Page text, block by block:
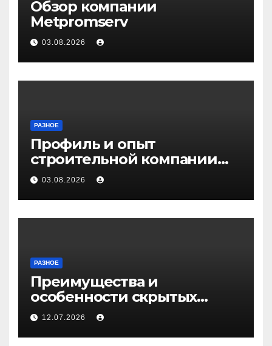
Обзор компании
Metpromserv
03.08.2026
РАЗНОЕ
Профиль и опыт
строительной компании
Медичи
03.08.2026
РАЗНОЕ
Преимущества и
особенности скрытых
дверей
12.07.2026